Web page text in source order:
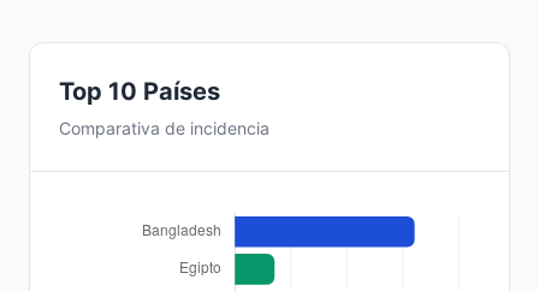
Top 10 Países
Comparativa de incidencia